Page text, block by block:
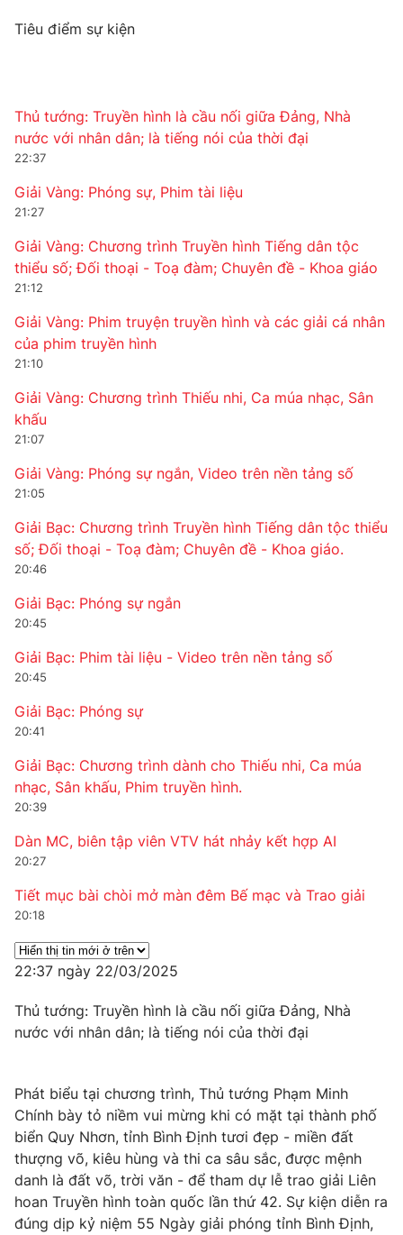
Thị trường 24h Tấm lòng Việt
VTV4
VTV9
Liên hệ tòa soạn English
THỜI BÁO VTV
Theo dõi báo trên
Cơ quan chủ quản:Đài Truyền hình Việt Nam
Cơ quan báo chí:
Giấy phép hoạt động báo in và báo điện tử số 483/GP-BTTTT
cấp ngày 29/12/2023
Tổng Biên tập:
Nguyễn Thị Mỹ Hạnh, Phạm Quốc Thắng,
Nguyễn Trọng Ninh
Ðiện thoại Thời báo VTV: 024.66 897 897
Email:
Liên hệ quảng cáo:024-7300.7108
® Cấm sao chép dưới mọi hình thức nếu không có sự chấp
thuận bằng văn bản. Ghi rõ nguồn VTV.vn khi phát hành lại
thông tin từ website này.
Tiêu điểm sự kiện
Thủ tướng: Truyền hình là cầu nối giữa Đảng, Nhà
nước với nhân dân; là tiếng nói của thời đại
22:37
Giải Vàng: Phóng sự, Phim tài liệu
21:27
Giải Vàng: Chương trình Truyền hình Tiếng dân tộc
thiểu số; Đối thoại - Toạ đàm; Chuyên đề - Khoa giáo
21:12
Giải Vàng: Phim truyện truyền hình và các giải cá nhân
của phim truyền hình
21:10
Giải Vàng: Chương trình Thiếu nhi, Ca múa nhạc, Sân
khấu
21:07
Giải Vàng: Phóng sự ngắn, Video trên nền tảng số
21:05
Giải Bạc: Chương trình Truyền hình Tiếng dân tộc thiểu
số; Đối thoại - Toạ đàm; Chuyên đề - Khoa giáo.
20:46
Giải Bạc: Phóng sự ngắn
20:45
Giải Bạc: Phim tài liệu - Video trên nền tảng số
20:45
Giải Bạc: Phóng sự
20:41
Giải Bạc: Chương trình dành cho Thiếu nhi, Ca múa
nhạc, Sân khấu, Phim truyền hình.
20:39
Dàn MC, biên tập viên VTV hát nhảy kết hợp AI
20:27
Tiết mục bài chòi mở màn đêm Bế mạc và Trao giải
20:18
22:37 ngày 22/03/2025
Thủ tướng: Truyền hình là cầu nối giữa Đảng, Nhà
nước với nhân dân; là tiếng nói của thời đại
Phát biểu tại chương trình, Thủ tướng Phạm Minh
Chính bày tỏ niềm vui mừng khi có mặt tại thành phố
biển Quy Nhơn, tỉnh Bình Định tươi đẹp - miền đất
thượng võ, kiêu hùng và thi ca sâu sắc, được mệnh
danh là đất võ, trời văn - để tham dự lễ trao giải Liên
hoan Truyền hình toàn quốc lần thứ 42. Sự kiện diễn ra
đúng dịp kỷ niệm 55 Ngày giải phóng tỉnh Bình Định,